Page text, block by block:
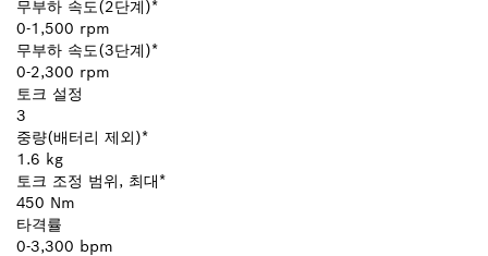
무부하 속도(2단계)*
0-1,500 rpm
무부하 속도(3단계)*
0-2,300 rpm
토크 설정
3
중량(배터리 제외)*
1.6 kg
토크 조정 범위, 최대*
450 Nm
타격률
0-3,300 bpm